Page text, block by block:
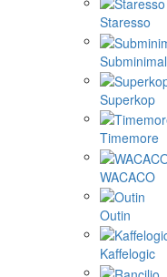
Staresso
Subminimal
Superkop
Timemore
WACACO
Outin
Kaffelogic